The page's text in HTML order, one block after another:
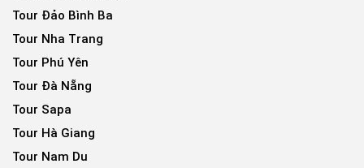
Tour Đảo Bình Ba
Tour Nha Trang
Tour Phú Yên
Tour Đà Nẵng
Tour Sapa
Tour Hà Giang
Tour Nam Du